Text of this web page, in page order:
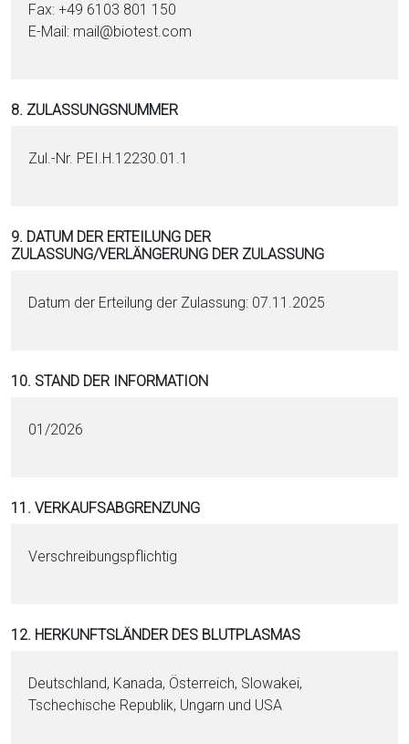
Fax: +49 6103 801 150
E-Mail: mail@biotest.com
8. ZULASSUNGSNUMMER
Zul.-Nr. PEI.H.12230.01.1
9. DATUM DER ERTEILUNG DER
ZULASSUNG/VERLÄNGERUNG DER ZULASSUNG
Datum der Erteilung der Zulassung: 07.11.2025
10. STAND DER INFORMATION
01/2026
11. VERKAUFSABGRENZUNG
Verschreibungspflichtig
12. HERKUNFTSLÄNDER DES BLUTPLASMAS
Deutschland, Kanada, Österreich, Slowakei,
Tschechische Republik, Ungarn und USA